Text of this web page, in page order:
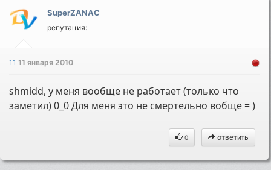
SuperZANAC
репутация:
1111 января 2010
shmidd, у меня вообще не работает (только что
заметил) 0_0 Для меня это не смертельно вобще = )
0 ответить